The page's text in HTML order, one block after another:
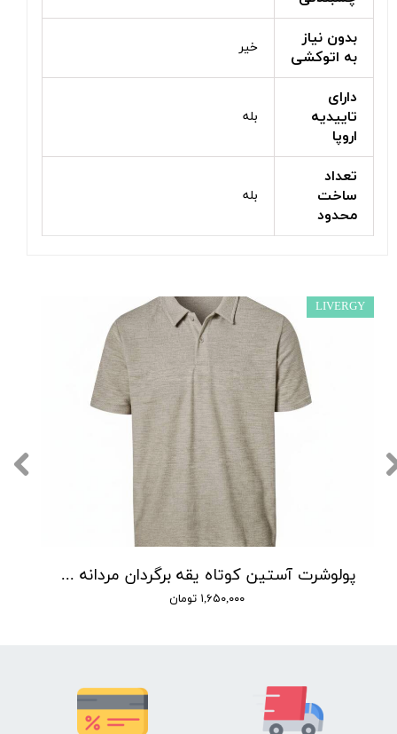
بدون نیاز
به اتوکشی
خیر
دارای
تاییدیه
اروپا
بله
تعداد
ساخت
محدود
بله
پولوشرت آستین کوتاه یقه برگردان مردانه لیورجی مدل P00382
۱,۶۵۰,۰۰۰ تومان
LIVERGY